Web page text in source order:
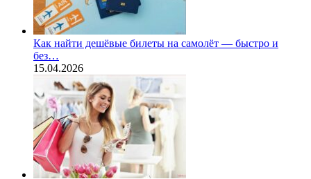
Как найти дешёвые билеты на самолёт — быстро и
без…
15.04.2026